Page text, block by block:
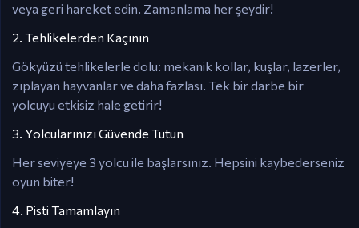
veya geri hareket edin. Zamanlama her şeydir!
2. Tehlikelerden Kaçının
Gökyüzü tehlikelerle dolu: mekanik kollar, kuşlar, lazerler,
zıplayan hayvanlar ve daha fazlası. Tek bir darbe bir
yolcuyu etkisiz hale getirir!
3. Yolcularınızı Güvende Tutun
Her seviyeye 3 yolcu ile başlarsınız. Hepsini kaybederseniz
oyun biter!
4. Pisti Tamamlayın